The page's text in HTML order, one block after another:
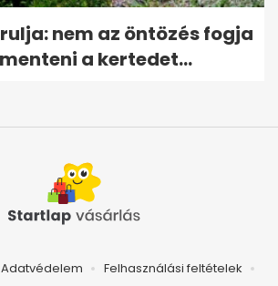
nem az öntözés fogja
a kertedet...
Adatvédelem Felhasználási feltételek